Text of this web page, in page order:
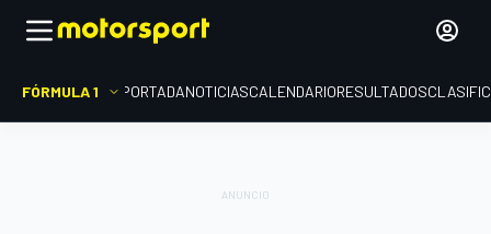
FÓRMULA 1 PORTADANOTICIASCALENDARIORESULTADOS